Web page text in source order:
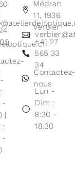
-
|
:
-
Médran
11, 1936
Verbier
+41 27
565 33
34
Contactez-
nous
Lun -
Dim :
8:30 -
18:30